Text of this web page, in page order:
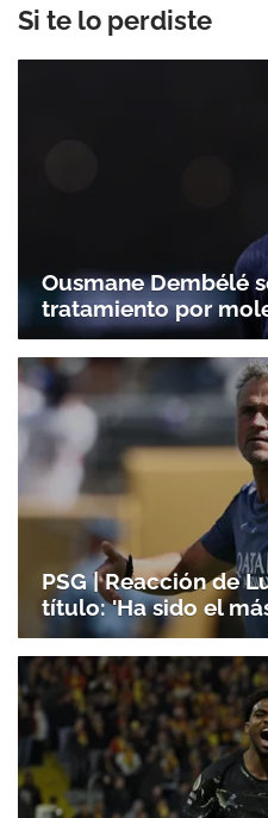
Si te lo perdiste
Ousmane Dembélé
tratamiento por
PSG | Reacción de
título: 'Ha sido el